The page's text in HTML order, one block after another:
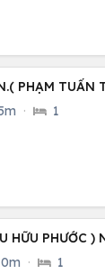
PHẠM TUẤN
· 1
HỮU PHƯỚC )
· 1